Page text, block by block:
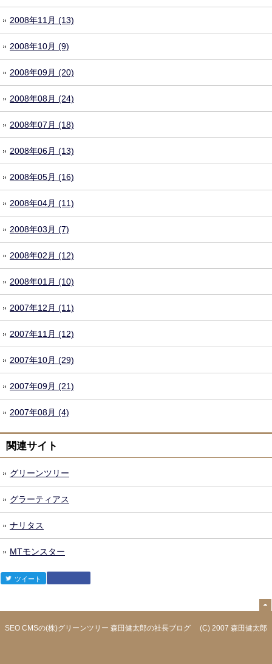
2008年11月 (13)
2008年10月 (9)
2008年09月 (20)
2008年08月 (24)
2008年07月 (18)
2008年06月 (13)
2008年05月 (16)
2008年04月 (11)
2008年03月 (7)
2008年02月 (12)
2008年01月 (10)
2007年12月 (11)
2007年11月 (12)
2007年10月 (29)
2007年09月 (21)
2007年08月 (4)
関連サイト
グリーンツリー
グラーティアス
ナリタス
MTモンスター
森田健太郎
ツイート
(C) 2007 森田健太郎
SEO CMSの(株)グリーンツリー 森田健太郎の社長ブログ